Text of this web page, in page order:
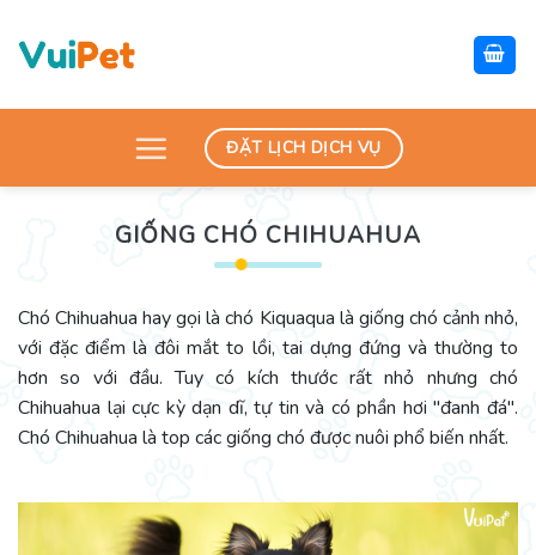
content
ĐẶT LỊCH DỊCH VỤ
GIỐNG CHÓ CHIHUAHUA
Chó Chihuahua hay gọi là chó Kiquaqua là giống chó cảnh nhỏ,
với đặc điểm là đôi mắt to lồi, tai dựng đứng và thường to
hơn so với đầu. Tuy có kích thước rất nhỏ nhưng chó
Chihuahua lại cực kỳ dạn dĩ, tự tin và có phần hơi "đanh đá".
Chó Chihuahua là top các giống chó được nuôi phổ biến nhất.